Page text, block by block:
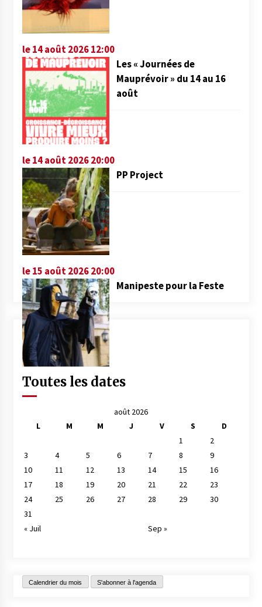
le 14 août 2026 12:00
Les « Journées de
Mauprévoir » du 14 au 16
août
le 14 août 2026 20:00
PP Project
le 15 août 2026 20:00
Manipeste pour la Feste
Toutes les dates
août 2026
L
M M J V S
D
1
2
3
4 5 6 7 8
9
10
11 12 13 14 15
16
17
18 19 20 21 22
23
24
25 26 27 28 29
30
31
« Juil
Sep »
Calendrier du mois S'abonner à l'agenda